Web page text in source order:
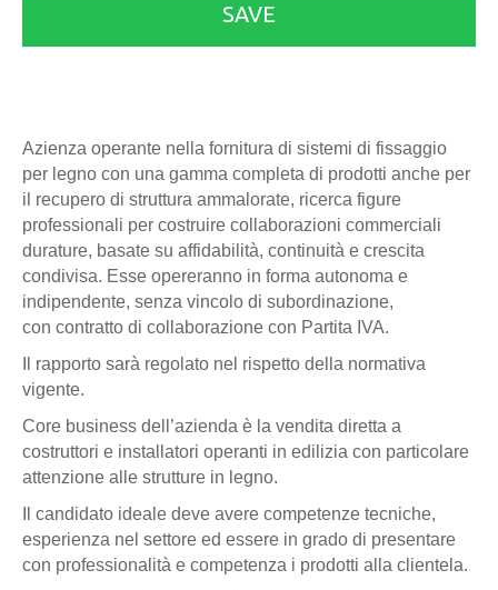
SAVE
Azienza operante nella fornitura di sistemi di fissaggio
per legno con una gamma completa di prodotti anche per
il recupero di struttura ammalorate, ricerca figure
professionali per costruire collaborazioni commerciali
durature, basate su affidabilità, continuità e crescita
condivisa. Esse opereranno in forma autonoma e
indipendente, senza vincolo di subordinazione,
con contratto di collaborazione con Partita IVA.
Il rapporto sarà regolato nel rispetto della normativa
vigente.
Core business dell’azienda è la vendita diretta a
costruttori e installatori operanti in edilizia con particolare
attenzione alle strutture in legno.
Il candidato ideale deve avere competenze tecniche,
esperienza nel settore ed essere in grado di presentare
con professionalità e competenza i prodotti alla clientela.